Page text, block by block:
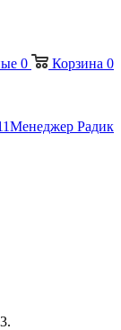
0 Корзина 0
Менеджер Радик